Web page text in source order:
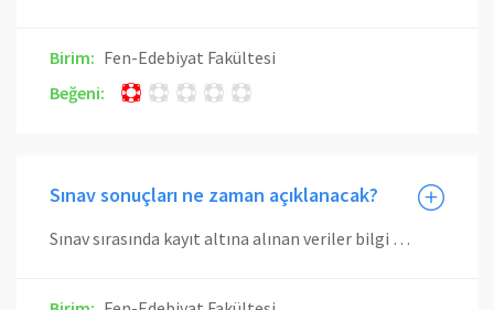
Birim: Fen-Edebiyat Fakültesi
Beğeni:
Sınav sonuçları ne zaman açıklanacak?
Sınav sırasında kayıt altına alınan veriler bilgi işlem yöntemleriyle ve gerektiği durumlarda yetkili komisyonca incelenecektir. Bu incelemelerde; kopya çekme, kopya verme, aldatma, yanıltma gibi öğrencilik duruşuna uymayan davranışlar tespit edilirse, ilgili eylemde bulunan öğrencilerin sınavları geçersiz sayılacaktır ve haklarında Yükseköğretim Kurumları Öğrenci Disiplin Yönetmeliği'ne göre işlem yapılabilecektir. Dolayısıyla nihai sonuçların açıklanması zaman alacaktır. Akademik takvimde sınav notlarının son giriş tarihi yer almaktadır. .